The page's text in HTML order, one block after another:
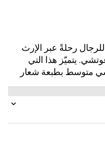
تشكّل مجموعة Cruise 2026 للرجال رحلةً عبر الإرث
يتميّز هذا التي
متوسط بطبعة شعار